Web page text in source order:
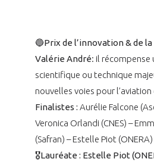
🔵Prix de l’innovation & de
Valérie André: il
scientifique ou technique
nouvelles voies pour l’aviation
Finalistes : Aurélie Falcone
Veronica Orlandi (CNES) –
(Safran) – Estelle Piot (ONERA)
🎖️Lauréate : Estelle Piot